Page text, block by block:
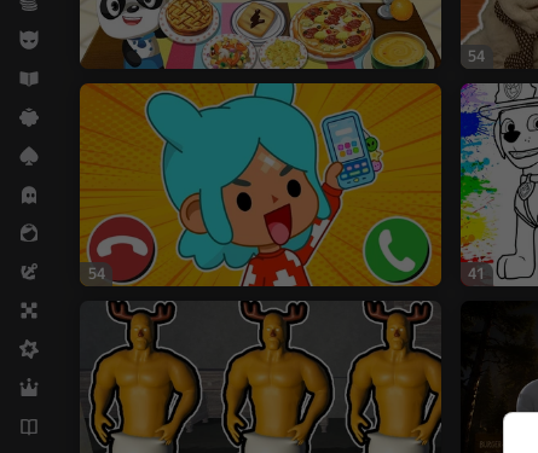
Erkek çocuklar için
Korku
Kız çocuklar için
Macera
Masa Oyunları
Orta zorlukta
Rol oyunları
Romanlar
54
54 41